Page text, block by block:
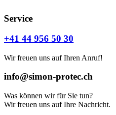
Service
+41 44 956 50 30
Wir freuen uns auf Ihren Anruf!
info@simon-protec.ch
Was können wir für Sie tun?
Wir freuen uns auf Ihre Nachricht.